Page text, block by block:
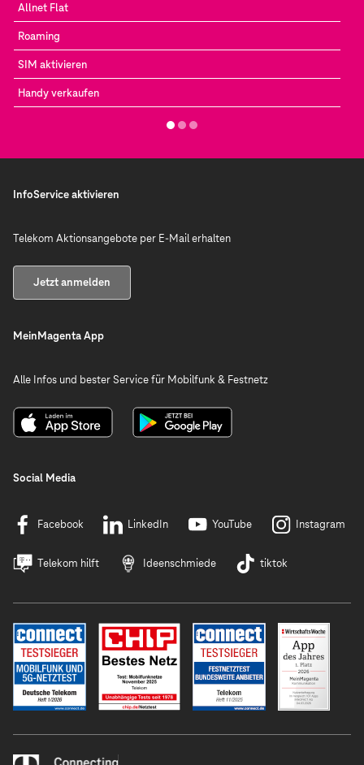
Allnet Flat
Roaming
SIM aktivieren
Handy verkaufen
InfoService aktivieren
Telekom Aktionsangebote per E-Mail erhalten
Jetzt anmelden
MeinMagenta App
Alle Infos und bester Service für Mobilfunk & Festnetz
Social Media
Facebook LinkedIn YouTube Instagram
Telekom hilft Ideenschmiede tiktok